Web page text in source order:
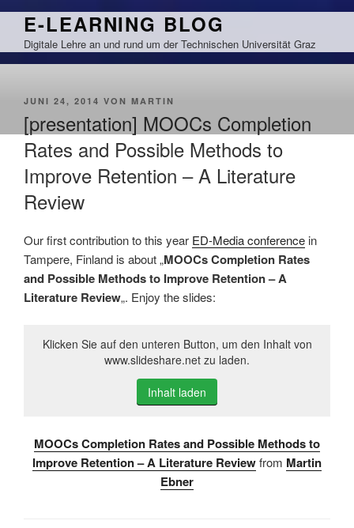
Zum
springen
E-LEARNING BLOG
Digitale Lehre an und rund um der Technischen Universität Graz
VERÖFFENTLICHT
JUNI 24, 2014 VON MARTIN
[presentation] MOOCs Completion
Rates and Possible Methods to
Improve Retention – A Literature
Review
Our first contribution to this year ED-Media conference in
Tampere, Finland is about „MOOCs Completion Rates
and Possible Methods to Improve Retention – A
Literature Review„. Enjoy the slides:
Klicken Sie auf den unteren Button, um den Inhalt von
www.slideshare.net zu laden.
Inhalt laden
MOOCs Completion Rates and Possible Methods to
Improve Retention – A Literature Reviewfrom Martin
Ebner